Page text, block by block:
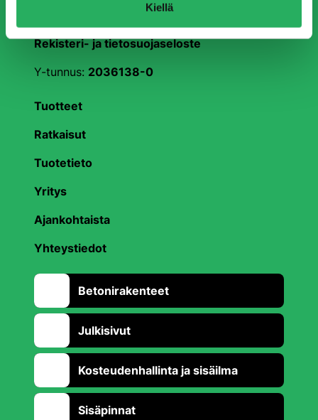
Kiellä
Rekisteri- ja tietosuojaseloste
Y-tunnus: 2036138-0
Tuotteet
Ratkaisut
Tuotetieto
Yritys
Ajankohtaista
Yhteystiedot
Betonirakenteet
Julkisivut
Kosteudenhallinta ja sisäilma
Sisäpinnat